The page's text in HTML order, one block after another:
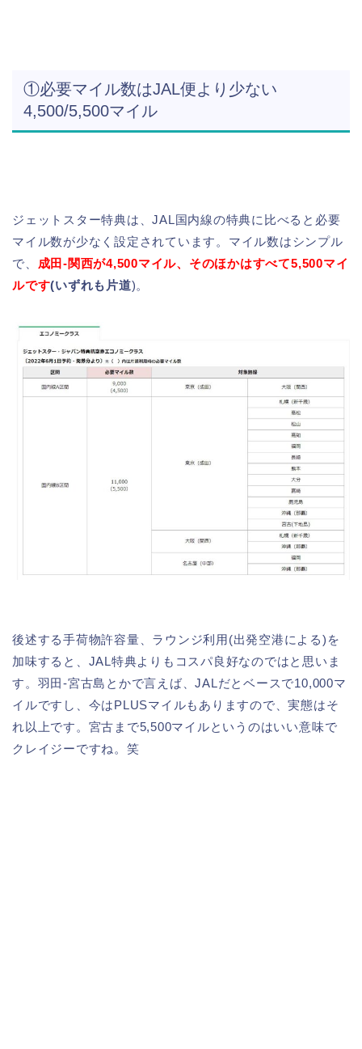
①必要マイル数はJAL便より少ない
4,500/5,500マイル
ジェットスター特典は、JAL国内線の特典に比べると必要
マイル数が少なく設定されています。マイル数はシンプル
で、 成田-関西が4,500マイル、そのほかはすべて5,500マイ
ルです(いずれも片道)。
後述する手荷物許容量、ラウンジ利用(出発空港による)を
加味すると、JAL特典よりもコスパ良好なのではと思いま
す。羽田-宮古島とかで言えば、JALだとベースで10,000マ
イルですし、今はPLUSマイルもありますので、実態はそ
れ以上です。宮古まで5,500マイルというのはいい意味で
クレイジーですね。笑